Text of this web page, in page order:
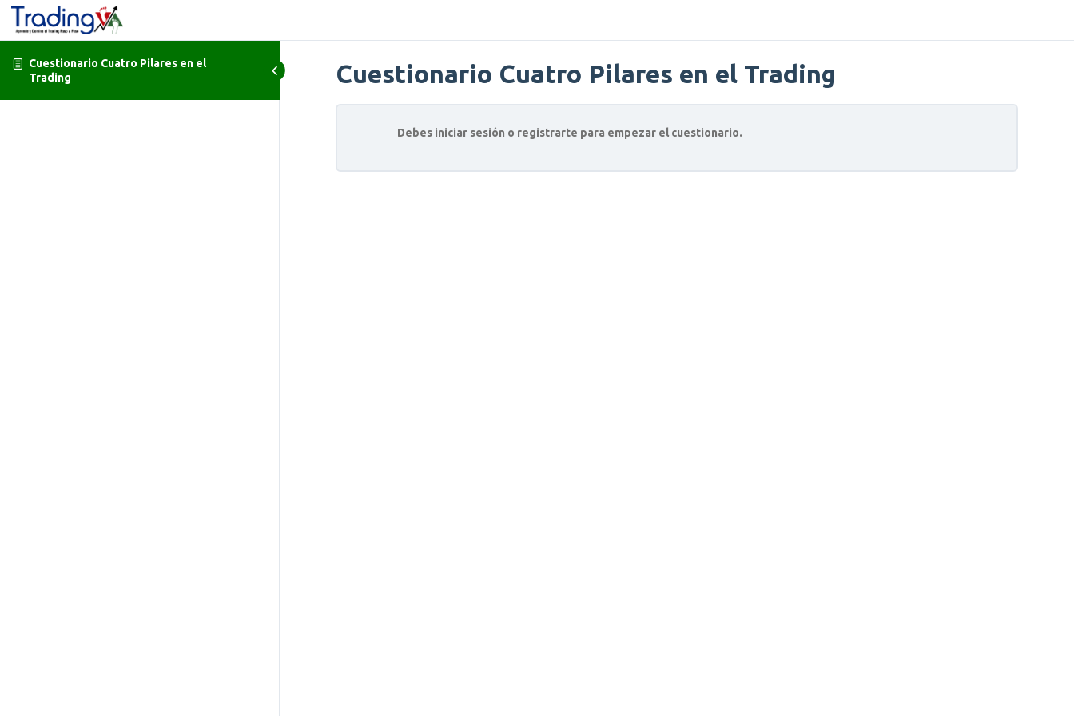
Cuestionario Cuatro Pilares en el
Trading
Cuestionario Cuatro Pilares en el Trading
Debes iniciar sesión o registrarte para empezar el cuestionario.